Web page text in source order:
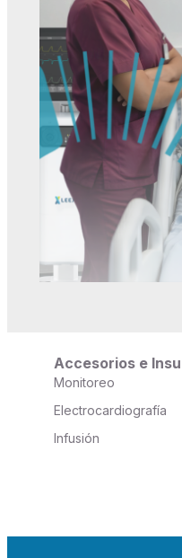
Accesorios e
Monitoreo
Electrocardiografía
Infusión